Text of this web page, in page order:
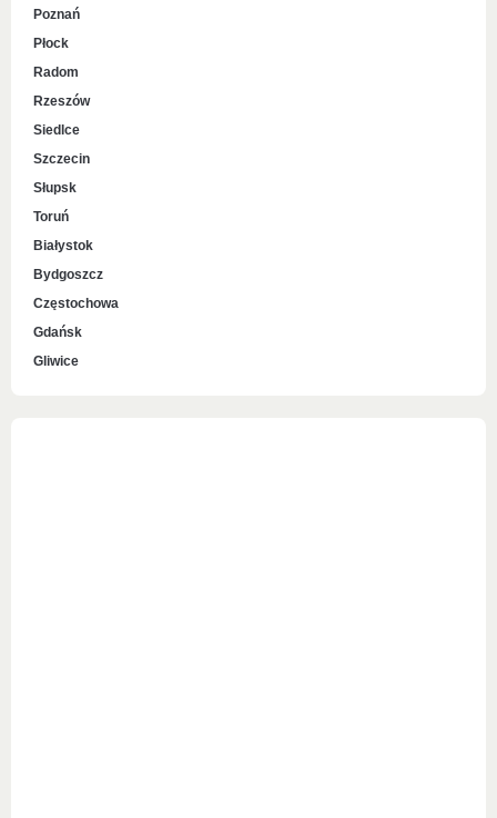
Poznań
Płock
Radom
Rzeszów
Siedlce
Szczecin
Słupsk
Toruń
Białystok
Bydgoszcz
Częstochowa
Gdańsk
Gliwice